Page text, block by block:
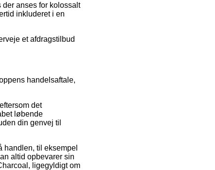
anses for kolossalt
inkluderet i en
et afdragstilbud
handelsaftale,
det
løbende
din genvej til
handlen, til eksempel
altid opbevarer sin
ligegyldigt om